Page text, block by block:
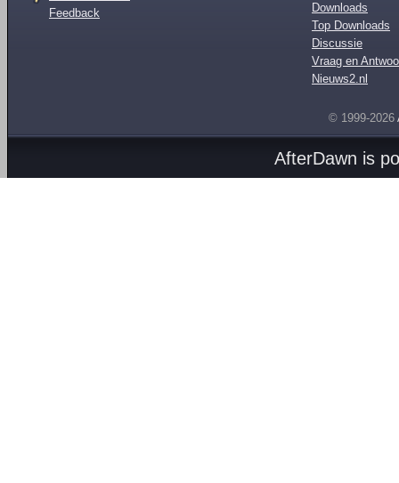
Feedback
Downloads
Top Downloads
Discussie
Vraag en
Nieuws2.nl
© 1999-2026
AfterDawn is